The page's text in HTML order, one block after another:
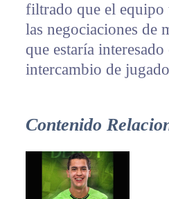
filtrado que el equipo
las negociaciones de
que estaría
intercambio de
Contenido